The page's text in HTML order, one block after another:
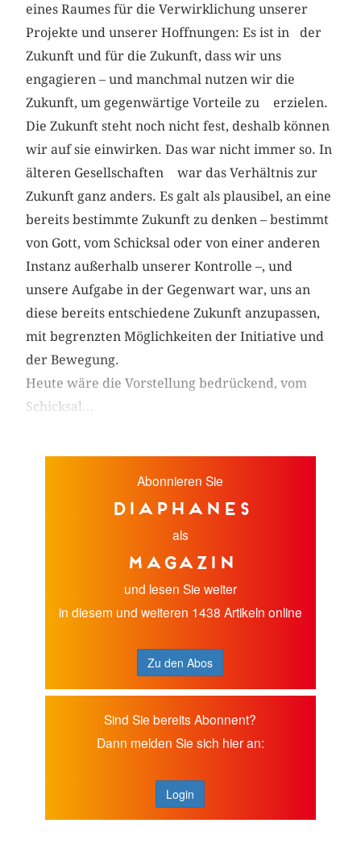
eines Raumes für die Verwirklichung unserer
Projekte und unserer Hoffnungen: Es ist in der
Zukunft und für die Zukunft, dass wir uns
engagieren – und manch­mal nutzen wir die
Zukunft, um gegenwärtige Vorteile zu erzielen.
Die Zukunft steht noch nicht fest, deshalb können
wir auf sie einwirken. Das war nicht immer so. In
älteren Gesellschaften war das Verhältnis zur
Zukunft ganz anders. Es galt als plausibel, an eine
bereits bestimmte Zukunft zu denken – bestimmt
von Gott, vom Schicksal oder von einer anderen
Instanz außerhalb unserer Kontrolle –, und
unsere Aufgabe in der Gegenwart war, uns an
diese bereits entschiedene Zukunft anzupassen,
mit begrenzten Möglich­keiten der Initiative und
der Bewegung.
Heute wäre die Vorstellung bedrückend, vom
Schicksal...
Abonnieren Sie
diaphanes
als
Magazin
und lesen Sie weiter
in diesem und weiteren 1438 Artikeln online
Zu den Abos
Sind Sie bereits Abonnent?
Dann melden Sie sich hier an:
Login